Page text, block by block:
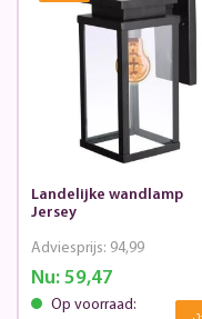
Landelijke wandlamp
Jersey
Nu:59,47
Adviesprijs: 94,99
Op voorraad: